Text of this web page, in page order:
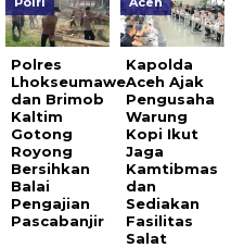
Polres
Lhokseumawe
dan Brimob
Kaltim
Gotong
Royong
Bersihkan
Balai
Pengajian
Pascabanjir
Kapolda
Aceh Ajak
Pengusaha
Warung
Kopi Ikut
Jaga
Kamtibmas
dan
Sediakan
Fasilitas
Salat